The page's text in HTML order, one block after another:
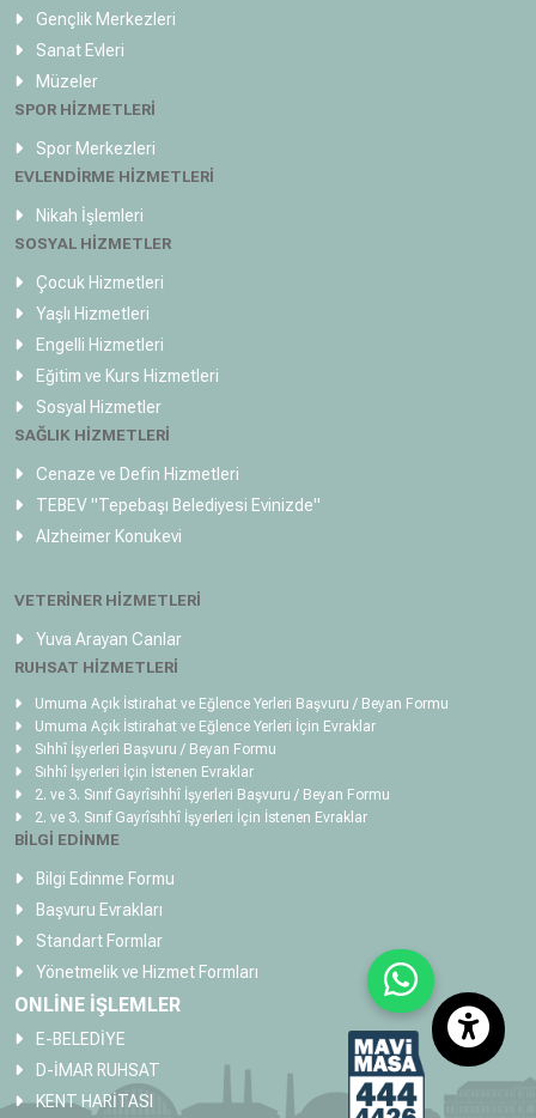
Gençlik Merkezleri
Sanat Evleri
Müzeler
SPOR HİZMETLERİ
Spor Merkezleri
EVLENDİRME HİZMETLERİ
Nikah İşlemleri
SOSYAL HİZMETLER
Çocuk Hizmetleri
Yaşlı Hizmetleri
Engelli Hizmetleri
Eğitim ve Kurs Hizmetleri
Sosyal Hizmetler
SAĞLIK HİZMETLERİ
Cenaze ve Defin Hizmetleri
TEBEV "Tepebaşı Belediyesi Evinizde"
Alzheimer Konukevi
VETERİNER HİZMETLERİ
Yuva Arayan Canlar
RUHSAT HİZMETLERİ
Umuma Açık İstirahat ve Eğlence Yerleri Başvuru / Beyan Formu
Umuma Açık İstirahat ve Eğlence Yerleri İçin Evraklar
Sıhhî İşyerleri Başvuru / Beyan Formu
Sıhhî İşyerleri İçin İstenen Evraklar
2. ve 3. Sınıf Gayrîsıhhî İşyerleri Başvuru / Beyan Formu
2. ve 3. Sınıf Gayrîsıhhî İşyerleri İçin İstenen Evraklar
BİLGİ EDİNME
Bilgi Edinme Formu
Başvuru Evrakları
Standart Formlar
Yönetmelik ve Hizmet Formları
ONLİNE İŞLEMLER
E-BELEDİYE
D-İMAR RUHSAT
KENT HARİTASI